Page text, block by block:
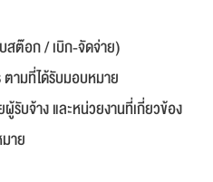
สต๊อก / เบิก-จัดจ่าย)
ตามที่ได้รับมอบหมาย
บจ้าง และหน่วยงานที่เกี่ยวข้อง
าย